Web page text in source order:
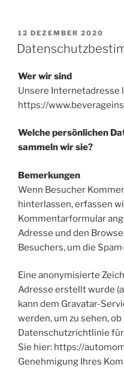
VERÖFFENTLICHT
AM
12 DEZEMBER 2020
Wer wir sind
Unsere Internetadresse
https://
Welche persönlichen
sammeln wir sie?
Bemerkungen
Wenn Besucher
hinterlassen, erfassen
Kommentarformular
Adresse und den
Besuchers, um die
Eine anonymisierte
Adresse erstellt wurde
kann dem Gravatar-
werden, um zu sehen,
Datenschutzrichtlinie
Sie hier: https://
Genehmigung Ihres